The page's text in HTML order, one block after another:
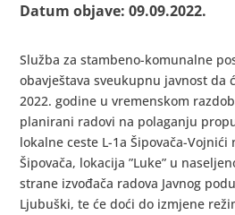
Datum objave: 09.09.2022.
Služba za stambeno-komunalne
obavještava sveukupnu javnost da
2022. godine u vremenskom
planirani radovi na polaganju
lokalne ceste L-1a Šipovača-Vojnići
Šipovača, lokacija ”Luke” u
strane izvođača radova Javnog
Ljubuški, te će doći do izmjene